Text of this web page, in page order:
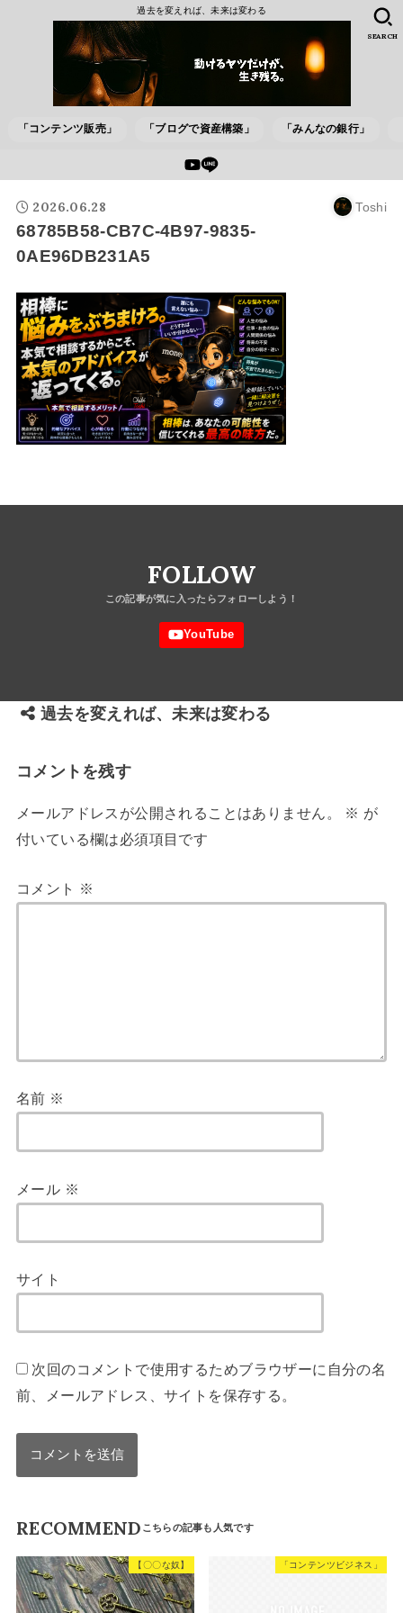
過去を変えれば、未来は変わる
「コンテンツ販売」 「ブログで資産構築」 「みんなの銀行」
SEARCH
2026.06.28 Toshi
68785B58-CB7C-4B97-9835-
0AE96DB231A5
FOLLOW
過去を変えれば、未来は変わる
コメントを残す
メールアドレスが公開されることはありません。 ※ が
付いている欄は必須項目です
コメント ※
名前 ※
メール ※
サイト
次回のコメントで使用するためブラウザーに自分の名
前、メールアドレス、サイトを保存する。
RECOMMEND
【〇〇な奴】 「コンテンツビジネス」